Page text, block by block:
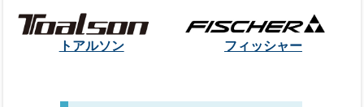
トアルソン フィッシャー